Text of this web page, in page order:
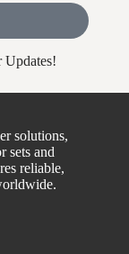
Updates!
solutions,
sets and
reliable,